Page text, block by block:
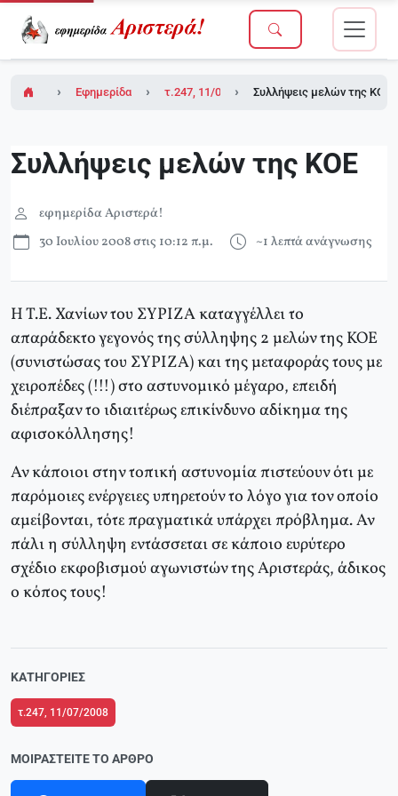
Εφημερίδα Αριστερά!τ.247, 11/07/2008Συλλήψεις μελών της ΚΟΕ
Συλλήψεις μελών της ΚΟΕ
εφημερίδα Αριστερά!
30 Ιουλίου 2008 στις 10:12 π.μ.
~1 λεπτά ανάγνωσης
Η Τ.Ε. Χανίων του ΣΥΡΙΖΑ καταγγέλλει το
απαράδεκτο γεγονός της σύλληψης 2 μελών της ΚΟΕ
(συνιστώσας του ΣΥΡΙΖΑ) και της μεταφοράς τους με
χειροπέδες (!!!) στο αστυνομικό μέγαρο, επειδή
διέπραξαν το ιδιαιτέρως επικίνδυνο αδίκημα της
αφισοκόλλησης!
Αν κάποιοι στην τοπική αστυνομία πιστεύουν ότι με
παρόμοιες ενέργειες υπηρετούν το λόγο για τον οποίο
αμείβονται, τότε πραγματικά υπάρχει πρόβλημα. Αν
πάλι η σύλληψη εντάσσεται σε κάποιο ευρύτερο
σχέδιο εκφοβισμού αγωνιστών της Αριστεράς, άδικος
ο κόπος τους!
ΚΑΤΗΓΟΡΊΕΣ
τ.247, 11/07/2008
ΜΟΙΡΑΣΤΕΊΤΕ ΤΟ ΆΡΘΡΟ